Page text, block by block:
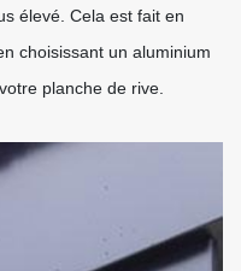
élevé. Cela est fait en
choisissant un aluminium
planche de rive.